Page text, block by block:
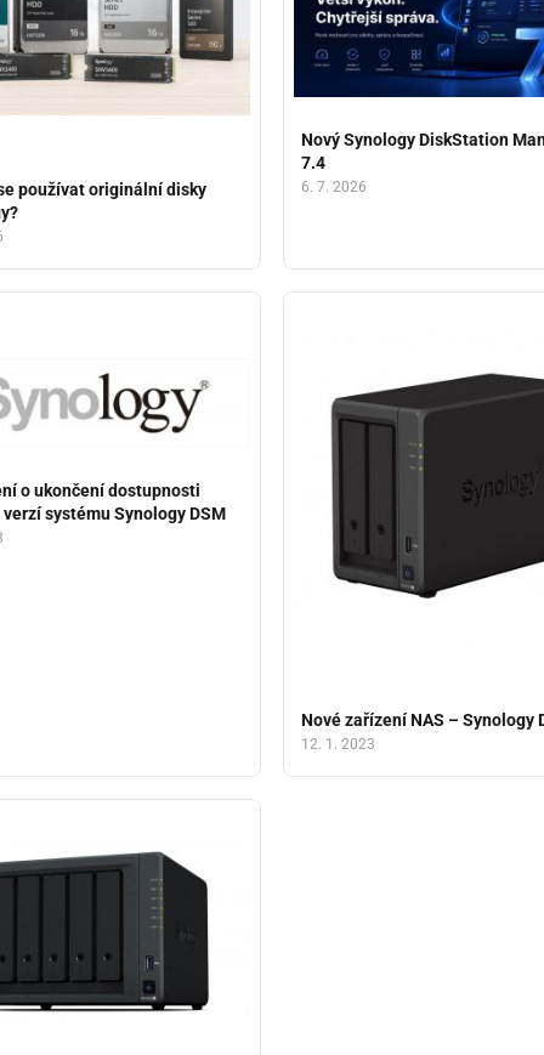
používat originální disky
Nový Synology DiskStation
7.4
6. 7. 2026
o ukončení dostupnosti
systému Synology DSM
Nové zařízení NAS – Synology
12. 1. 2023